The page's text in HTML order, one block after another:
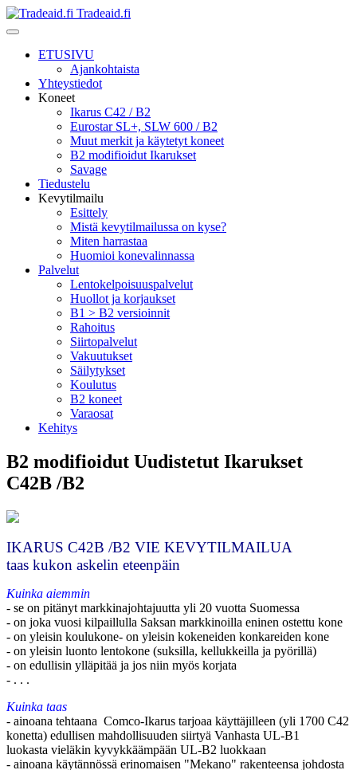
Tradeaid.fi
ETUSIVU
Ajankohtaista
Yhteystiedot
Koneet
Ikarus C42 / B2
Eurostar SL+, SLW 600 / B2
Muut merkit ja käytetyt koneet
B2 modifioidut Ikarukset
Savage
Tiedustelu
Kevytilmailu
Esittely
Mistä kevytilmailussa on kyse?
Miten harrastaa
Huomioi konevalinnassa
Palvelut
Lentokelpoisuuspalvelut
Huollot ja korjaukset
B1 > B2 versioinnit
Rahoitus
Siirtopalvelut
Vakuutukset
Säilytykset
Koulutus
B2 koneet
Varaosat
Kehitys
B2 modifioidut Uudistetut Ikarukset
C42B /B2
IKARUS C42B /B2 VIE KEVYTILMAILUA
taas kukon askelin eteenpäin
Kuinka aiemmin
- se on pitänyt markkinajohtajuutta yli 20 vuotta Suomessa
- on joka vuosi kilpaillulla Saksan markkinoilla eninen ostettu kone
- on yleisin koulukone- on yleisin kokeneiden konkareiden kone
- on yleisin luonto lentokone (suksilla, kellukkeilla ja pyörillä)
- on edullisin ylläpitää ja jos niin myös korjata
- . . .
Kuinka taas
- ainoana tehtaana Comco-Ikarus tarjoaa käyttäjilleen (yli 1700 C42
konetta) edullisen mahdollisuuden siirtyä Vanhasta UL-B1
luokasta vieläkin kyvykkäämpään UL-B2 luokkaan
- ainoana käytännössä erinomaisen "Mekano" rakenteensa johdosta